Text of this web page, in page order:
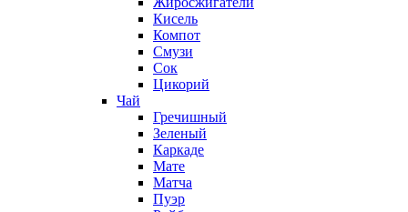
Кисель
Компот
Смузи
Сок
Цикорий
Чай
Гречишный
Зеленый
Каркаде
Мате
Матча
Пуэр